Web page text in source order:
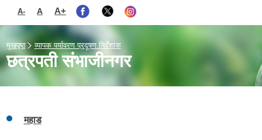
A- A A+
मुखपृष्ठ व्यापक पर्यावरण प्रदूषण निर्देशांक
छत्रपती संभाजीनगर
महाड